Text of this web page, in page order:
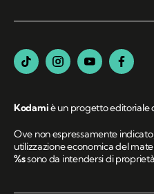
Kodamiè un progetto editoriale
Ove non espressamente
utilizzazione economica del
%ssono da intendersi di